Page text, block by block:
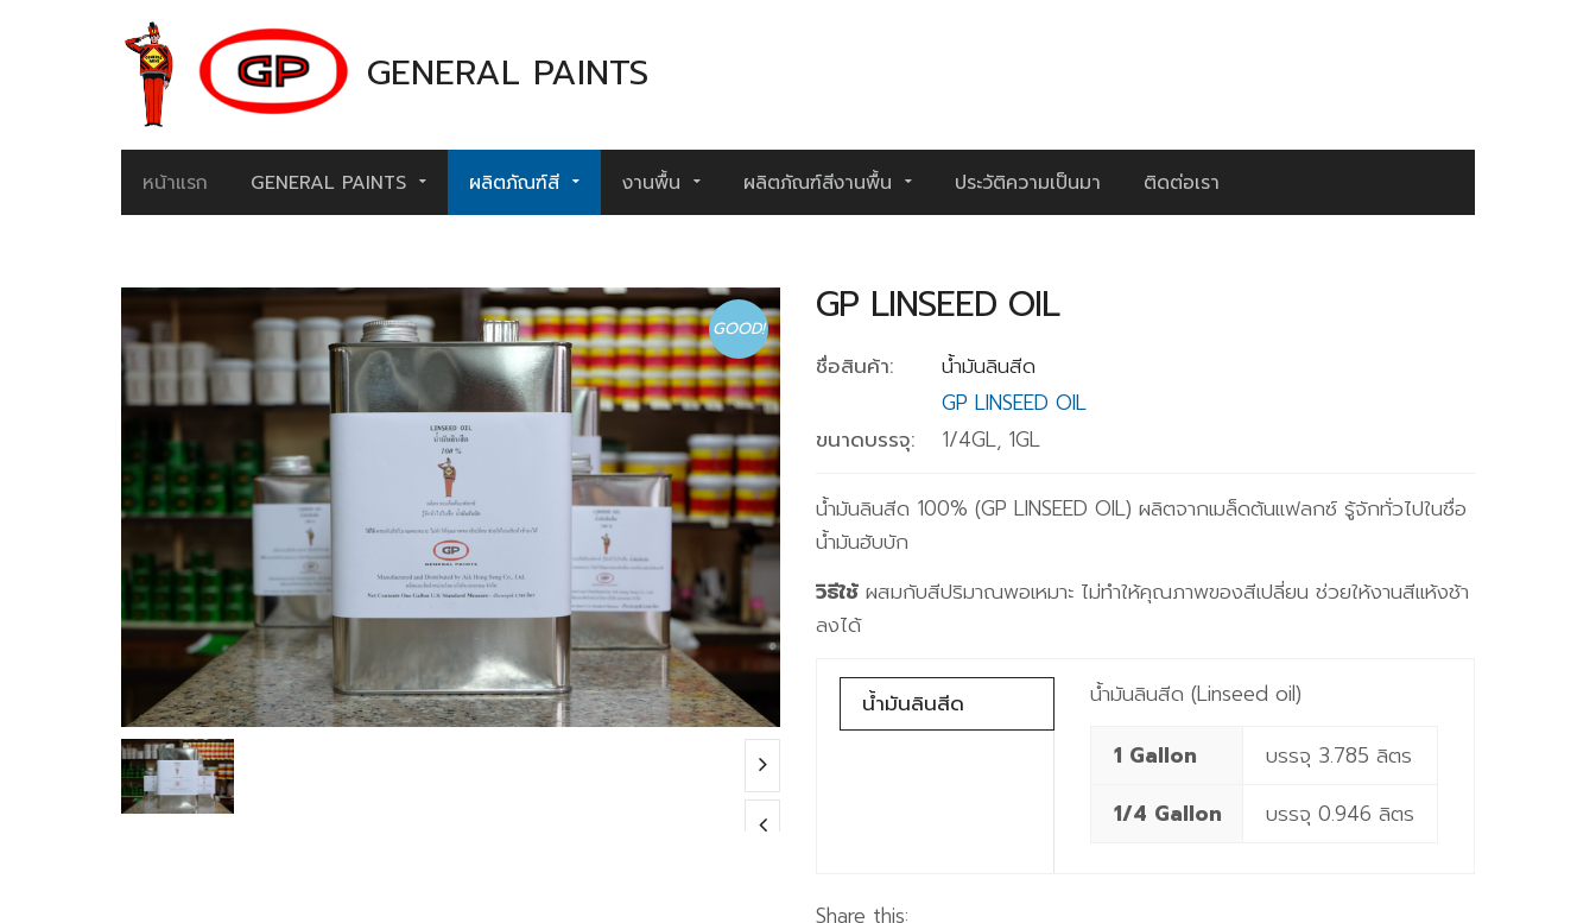
GENERAL PAINTS
หน้าแรก GENERAL PAINTS ผลิตภัณฑ์สี งานพื้น ผลิตภัณฑ์สีงานพื้น ประวัติความเป็นมา ติดต่อเรา
GOOD! GP LINSEED OIL
ชื่อสินค้า:
น้ำมันลินสีด
GP LINSEED OIL
ขนาดบรรจุ:
1/4GL, 1GL
น้ำมันลินสีด 100% (GP LINSEED OIL) ผลิตจากเมล็ดต้นแฟลกซ์ รู้จักทั่วไปในชื่อ
น้ำมันฮับบัก
วิธีใช้ ผสมกับสีปริมาณพอเหมาะ ไม่ทำให้คุณภาพของสีเปลี่ยน ช่วยให้งานสีแห้งช้า
ลงได้
น้ำมันลินสีด
น้ำมันลินสีด (Linseed oil)
1 Gallon
บรรจุ 3.785 ลิตร
1/4 Gallon
บรรจุ 0.946 ลิตร
Share this: